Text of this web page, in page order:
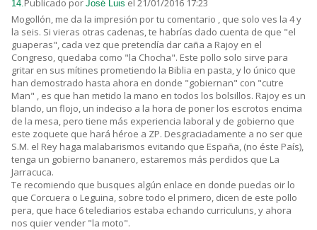
14. Publicado por José Luis el 21/01/2016 17:23
Mogollón, me da la impresión por tu comentario , que solo ves la 4 y
la seis. Si vieras otras cadenas, te habrías dado cuenta de que "el
guaperas", cada vez que pretendía dar caña a Rajoy en el
Congreso, quedaba como "la Chocha". Este pollo solo sirve para
gritar en sus mítines prometiendo la Biblia en pasta, y lo único que
han demostrado hasta ahora en donde "gobiernan" con "cutre
Man" , es que han metido la mano en todos los bolsillos. Rajoy es un
blando, un flojo, un indeciso a la hora de poner los escrotos encima
de la mesa, pero tiene más experiencia laboral y de gobierno que
este zoquete que hará héroe a ZP. Desgraciadamente a no ser que
S.M. el Rey haga malabarismos evitando que España, (no éste País),
tenga un gobierno bananero, estaremos más perdidos que La
Jarracuca.
Te recomiendo que busques algún enlace en donde puedas oir lo
que Corcuera o Leguina, sobre todo el primero, dicen de este pollo
pera, que hace 6 telediarios estaba echando curriculuns, y ahora
nos quier vender "la moto".